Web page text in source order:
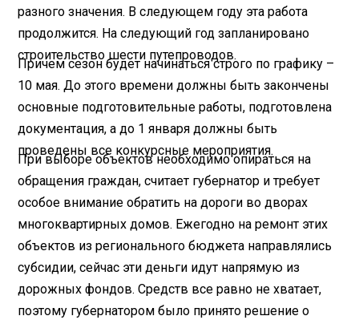
разного значения. В следующем году эта работа
продолжится. На следующий год запланировано
строительство шести путепроводов.
Причем сезон будет начинаться строго по графику –
10 мая. До этого времени должны быть закончены
основные подготовительные работы, подготовлена
документация, а до 1 января должны быть
проведены все конкурсные мероприятия.
При выборе объектов необходимо опираться на
обращения граждан, считает губернатор и требует
особое внимание обратить на дороги во дворах
многоквартирных домов. Ежегодно на ремонт этих
объектов из регионального бюджета направлялись
субсидии, сейчас эти деньги идут напрямую из
дорожных фондов. Средств все равно не хватает,
поэтому губернатором было принято решение о